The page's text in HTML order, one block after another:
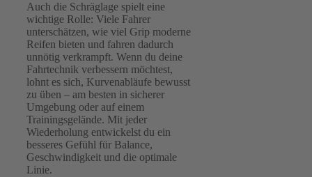
Auch die Schräglage spielt eine
wichtige Rolle: Viele Fahrer
unterschätzen, wie viel Grip moderne
Reifen bieten und fahren dadurch
unnötig verkrampft. Wenn du deine
Fahrtechnik verbessern möchtest,
lohnt es sich, Kurvenabläufe bewusst
zu üben – am besten in sicherer
Umgebung oder auf einem
Trainingsgelände. Mit jeder
Wiederholung entwickelst du ein
besseres Gefühl für Balance,
Geschwindigkeit und die optimale
Linie.